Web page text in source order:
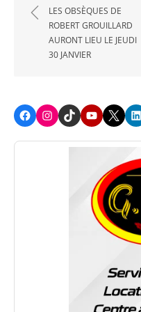
de
l’article
LES OBSÈQUES DE
ROBERT GROUILLARD
AURONT LIEU LE JEUDI
30 JANVIER
FacebookInstagram
TikTokYoutube
X